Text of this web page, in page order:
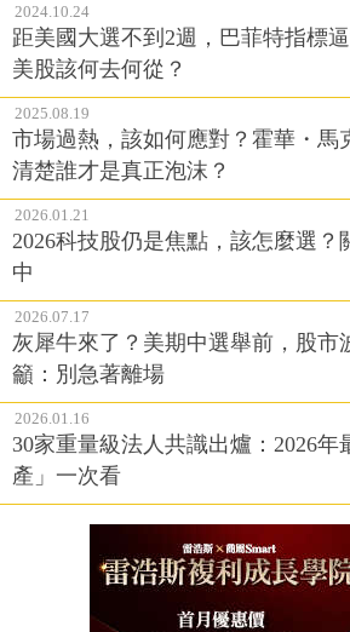
2024.10.24
距美國大選不到2週，巴菲特指標
美股該何去何從？
2025.08.19
市場過熱，該如何應對？霍華・馬
清楚誰才是真正泡沫？
2026.01.21
2026科技股仍是焦點，該怎麼選？
中
2026.07.17
灰犀牛來了？美期中選舉前，股市
籲：別急著離場
2026.01.16
30家重量級法人共識出爐：2026年
產」一次看